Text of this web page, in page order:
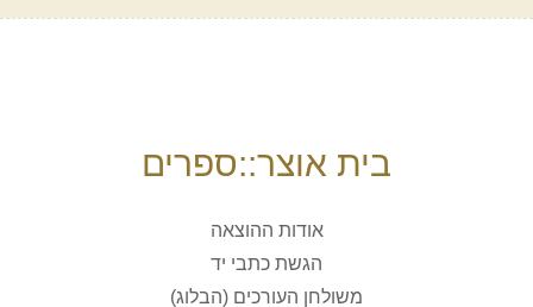
בית אוצר::ספרים
אודות ההוצאה
הגשת כתבי יד
משולחן העורכים (הבלוג)